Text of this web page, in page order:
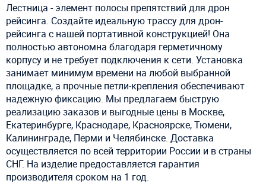
Лестница - элемент полосы препятствий для дрон
рейсинга. Создайте идеальную трассу для дрон-
рейсинга с нашей портативной конструкцией! Она
полностью автономна благодаря герметичному
корпусу и не требует подключения к сети. Установка
занимает минимум времени на любой выбранной
площадке, а прочные петли-крепления обеспечивают
надежную фиксацию. Мы предлагаем быструю
реализацию заказов и выгодные цены в Москве,
Екатеринбурге, Краснодаре, Красноярске, Тюмени,
Калининграде, Перми и Челябинске. Доставка
осуществляется по всей территории России и в страны
СНГ. На изделие предоставляется гарантия
производителя сроком на 1 год.